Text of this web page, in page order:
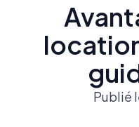
Publié